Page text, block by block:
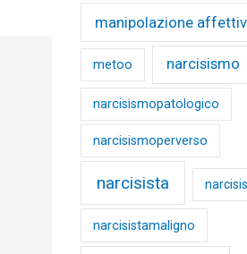
manipolazione
metoo narcisismo
narcisismopatologico
narcisismoperverso
narcisista
narcisistamaligno